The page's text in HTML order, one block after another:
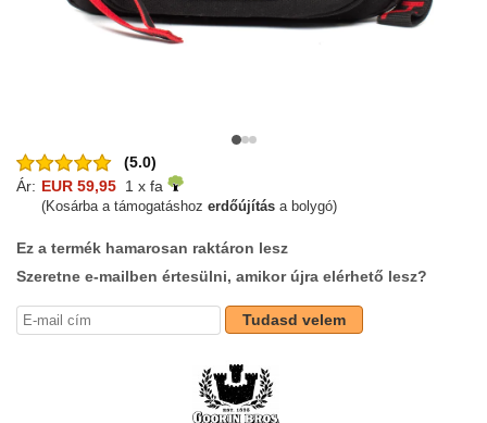
(5.0)
Ár: EUR 59,95 1 x fa
(Kosárba a támogatáshoz erdőújítás a bolygó)
Ez a termék hamarosan raktáron lesz
Szeretne e-mailben értesülni, amikor újra elérhető lesz?
Tudasd velem